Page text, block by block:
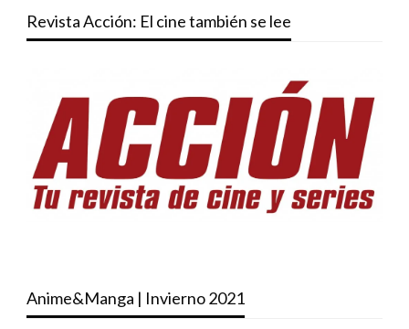
Revista Acción: El cine también se lee
Anime&Manga | Invierno 2021